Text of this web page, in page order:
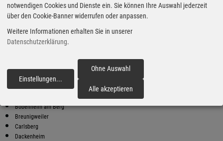
Super E10
Shell
60320 Frankfurt Am Main
Super E10 Preise in Junghof
Preiswerter tanken - finden Sie die günstigsten Benzin und Diesel
Preise in Ihrer Stadt
Bobenheim am Berg
Breunigweiler
Carlsberg
Dackenheim
notwendigen Cookies und Dienste ein. Sie können Ihre Auswahl jederzeit
über den Cookie-Banner widerrufen oder anpassen.
Weitere Informationen erhalten Sie in unserer
Datenschutzerklärung.
Einstellungen...
Ohne Auswahl
Alle akzeptieren